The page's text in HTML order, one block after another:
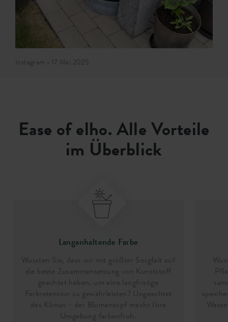
Instagram • 17 Mai 2025
Ease of elho. Alle Vorteile
im Überblick
Langanhaltende Farbe
Wussten Sie, dass wir mit größter Sorgfalt auf
die beste Zusammensetzung von Kunststoff
geachtet haben, um eine langfristige
Farbretention zu gewährleisten? Ungeachtet
des Klimas - der Blumentopf macht Ihre
Umgebung farbenfroh.